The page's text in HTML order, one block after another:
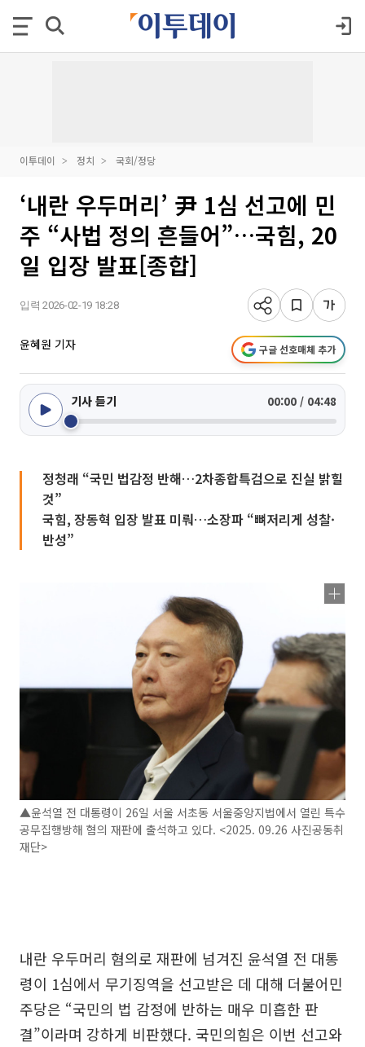
이투데이 정치 국회/정당
‘내란 우두머리’ 尹 1심 선고에 민
주 “사법 정의 흔들어”…국힘, 20
일 입장 발표[종합]
입력 2026-02-19 18:28
윤혜원 기자 구글 선호매체 추가
기사 듣기 00:00 / 04:48
정청래 “국민 법감정 반해…2차종합특검으로 진실 밝힐
것”
국힘, 장동혁 입장 발표 미뤄…소장파 “뼈저리게 성찰·
반성”
▲윤석열 전 대통령이 26일 서울 서초동 서울중앙지법에서 열린 특수
공무집행방해 혐의 재판에 출석하고 있다. <2025. 09.26 사진공동취
재단>
내란 우두머리 혐의로 재판에 넘겨진 윤석열 전 대통
령이 1심에서 무기징역을 선고받은 데 대해 더불어민
주당은 “국민의 법 감정에 반하는 매우 미흡한 판
결”이라며 강하게 비판했다. 국민의힘은 이번 선고와